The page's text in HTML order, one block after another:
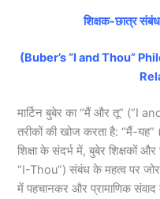
शिक्षक-छात्र
(Buber’s “I and Thou”
मार्टिन बुबेर का “मैं और तू” (“I
तरीकों की खोज करता है: “मैं-
शिक्षा के संदर्भ में, बुबेर शिक्षकों
“I-Thou”) संबंध के महत्व पर जोर
में पहचानकर और प्रामाणिक संवाद